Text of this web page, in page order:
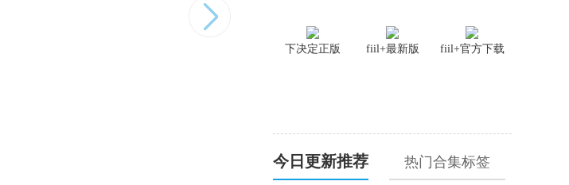
fiil+官方下载
fiil+最新版
下决定正版
今日更新推荐 热门合集标签